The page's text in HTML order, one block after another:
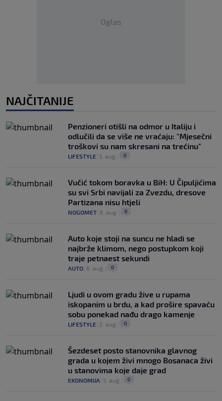
Oglas
NAJČITANIJE
Penzioneri otišli na odmor u Italiju i
odlučili da se više ne vraćaju: "Mjesečni
troškovi su nam skresani na trećinu"
LIFESTYLE 5. aug. 0
Vučić tokom boravka u BiH: U Čipuljićima
su svi Srbi navijali za Zvezdu, dresove
Partizana nisu htjeli
NOGOMET 6. aug. 0
Auto koje stoji na suncu ne hladi se
najbrže klimom, nego postupkom koji
traje petnaest sekundi
AUTO 6. aug. 0
Ljudi u ovom gradu žive u rupama
iskopanim u brdu, a kad prošire spavaću
sobu ponekad nađu drago kamenje
LIFESTYLE 2. aug. 0
Šezdeset posto stanovnika glavnog
grada u kojem živi mnogo Bosanaca živi
u stanovima koje daje grad
EKONOMIJA 5. aug. 0